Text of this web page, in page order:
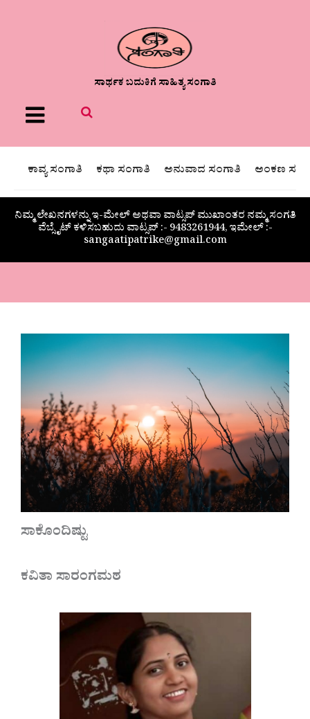
ಸಾರ್ಥಕ ಬದುಕಿಗೆ ಸಾಹಿತ್ಯ ಸಂಗಾತಿ
Menu
ಕಾವ್ಯ ಸಂಗಾತಿ ಕಥಾ ಸಂಗಾತಿ ಅನುವಾದ ಸಂಗಾತಿ ಅಂಕಣ
ನಿಮ್ಮ ಲೇಖನಗಳನ್ನು ಇ-ಮೇಲ್ ಅಥವಾ ವಾಟ್ಸಪ್ ಮುಖಾಂತರ ನಮ್ಮ ಸಂಗತಿ
ವೆಬ್ಸೈಟ್ ಕಳಿಸಬಹುದು ವಾಟ್ಸಪ್‌ :- 9483261944, ಇಮೇಲ್ :-
sangaatipatrike@gmail.com
ಸಾಕೊಂದಿಷ್ಟು
ಕವಿತಾ ಸಾರಂಗಮಠ